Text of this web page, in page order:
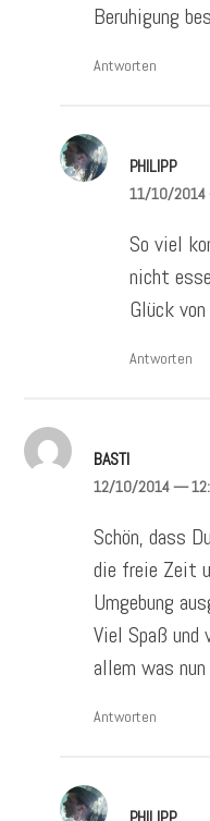
Beruhigung
Antworten
PHILIPP
11/10/2014
So viel
nicht
Glück
Antworten
BASTI
12/10/2014—
Schön, dass
die freie Zeit
Umgebung
Viel Spaß und
allem was
Antworten